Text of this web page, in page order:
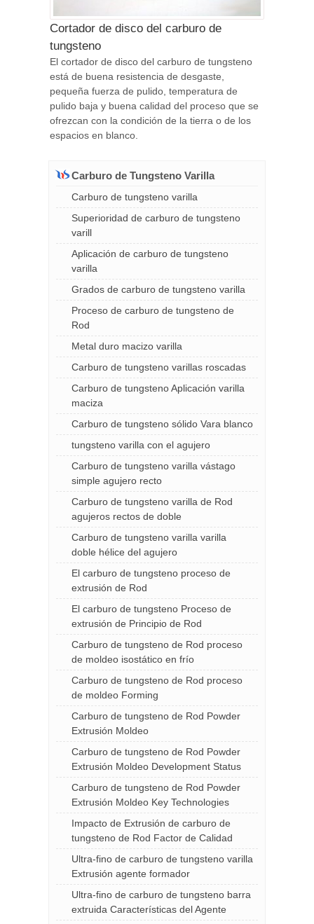
Cortador de disco del carburo de
tungsteno
El cortador de disco del carburo de tungsteno
está de buena resistencia de desgaste,
pequeña fuerza de pulido, temperatura de
pulido baja y buena calidad del proceso que se
ofrezcan con la condición de la tierra o de los
espacios en blanco.
Carburo de Tungsteno Varilla
Carburo de tungsteno varilla
Superioridad de carburo de tungsteno
varill
Aplicación de carburo de tungsteno
varilla
Grados de carburo de tungsteno varilla
Proceso de carburo de tungsteno de
Rod
Metal duro macizo varilla
Carburo de tungsteno varillas roscadas
Carburo de tungsteno Aplicación varilla
maciza
Carburo de tungsteno sólido Vara blanco
tungsteno varilla con el agujero
Carburo de tungsteno varilla vástago
simple agujero recto
Carburo de tungsteno varilla de Rod
agujeros rectos de doble
Carburo de tungsteno varilla varilla
doble hélice del agujero
El carburo de tungsteno proceso de
extrusión de Rod
El carburo de tungsteno Proceso de
extrusión de Principio de Rod
Carburo de tungsteno de Rod proceso
de moldeo isostático en frío
Carburo de tungsteno de Rod proceso
de moldeo Forming
Carburo de tungsteno de Rod Powder
Extrusión Moldeo
Carburo de tungsteno de Rod Powder
Extrusión Moldeo Development Status
Carburo de tungsteno de Rod Powder
Extrusión Moldeo Key Technologies
Impacto de Extrusión de carburo de
tungsteno de Rod Factor de Calidad
Ultra-fino de carburo de tungsteno varilla
Extrusión agente formador
Ultra-fino de carburo de tungsteno barra
extruida Características del Agente